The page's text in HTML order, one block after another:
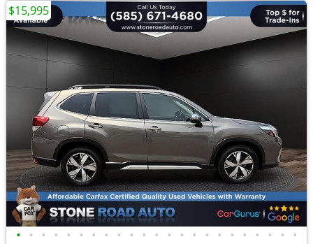
• • • • • • • • • • • • • • • • • • • • • • •
$15,995